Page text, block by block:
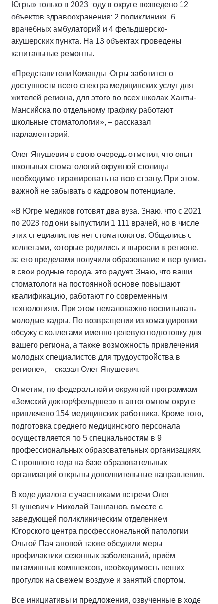
Югры» только в 2023 году в округе возведено 12
объектов здравоохранения: 2 поликлиники, 6
врачебных амбулаторий и 4 фельдшерско-
акушерских пункта. На 13 объектах проведены
капитальные ремонты.
«Представители Команды Югры заботится о
доступности всего спектра медицинских услуг для
жителей региона, для этого во всех школах Ханты-
Мансийска по отдельному графику работают
школьные стоматологии», – рассказал
парламентарий.
Олег Янушевич в свою очередь отметил, что опыт
школьных стоматологий окружной столицы
необходимо тиражировать на всю страну. При этом,
важной не забывать о кадровом потенциале.
«В Югре медиков готовят два вуза. Знаю, что с 2021
по 2023 год они выпустили 1 111 врачей, но в числе
этих специалистов нет стоматологов. Общались с
коллегами, которые родились и выросли в регионе,
за его пределами получили образование и вернулись
в свои родные города, это радует. Знаю, что ваши
стоматологи на постоянной основе повышают
квалификацию, работают по современным
технологиям. При этом немаловажно воспитывать
молодые кадры. По возвращении из командировки
обсужу с коллегами именно целевую подготовку для
вашего региона, а также возможность привлечения
молодых специалистов для трудоустройства в
регионе», – сказал Олег Янушевич.
Отметим, по федеральной и окружной программам
«Земский доктор/фельдшер» в автономном округе
привлечено 154 медицинских работника. Кроме того,
подготовка среднего медицинского персонала
осуществляется по 5 специальностям в 9
профессиональных образовательных организациях.
С прошлого года на базе образовательных
организаций открыты дополнительные направления.
В ходе диалога с участниками встречи Олег
Янушевич и Николай Ташланов, вместе с
заведующей поликлиническим отделением
Югорского центра профессиональной патологии
Ольгой Пачгановой также обсудили меры
профилактики сезонных заболеваний, приём
витаминных комплексов, необходимость пеших
прогулок на свежем воздухе и занятий спортом.
Все инициативы и предложения, озвученные в ходе